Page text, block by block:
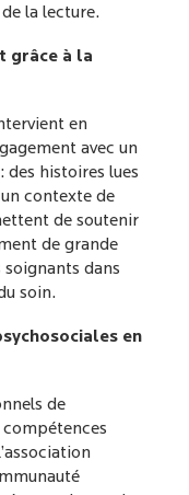
la lecture.
grâce à la
en
avec un
histoires lues
contexte de
de soutenir
de grande
dans
soin.
en
de
compétences